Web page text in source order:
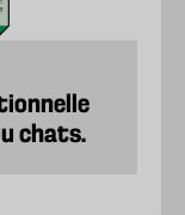
chats.